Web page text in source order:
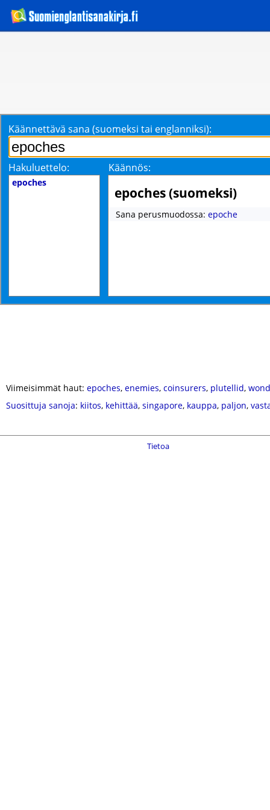
Käännettävä sana (suomeksi tai englanniksi):
Hakuluettelo: Käännös:
epoches
epoches (suomeksi)
Sana perusmuodossa: epoche
Viimeisimmät haut: epoches, enemies, coinsurers, plutellid,
Suosittuja sanoja: kiitos, kehittää, singapore, kauppa, paljon,
Tietoa